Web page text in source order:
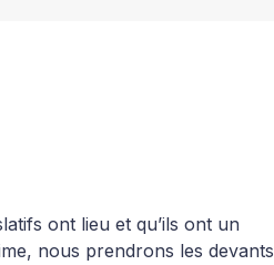
ont lieu et qu’ils ont un
nous prendrons les devants